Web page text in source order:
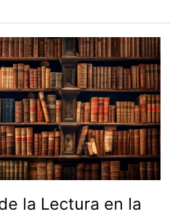
la Lectura en la